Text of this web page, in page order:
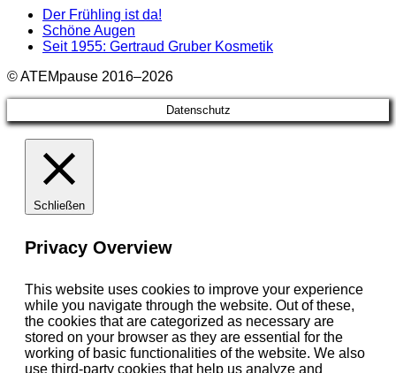
Der Frühling ist da!
Schöne Augen
Seit 1955: Gertraud Gruber Kosmetik
© ATEMpause 2016–2026
Datenschutz
Schließen
Privacy Overview
This website uses cookies to improve your experience
while you navigate through the website. Out of these,
the cookies that are categorized as necessary are
stored on your browser as they are essential for the
working of basic functionalities of the website. We also
use third-party cookies that help us analyze and